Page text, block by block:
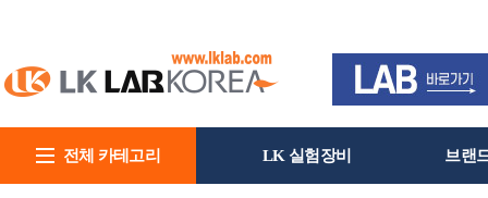
전체 카테고리 LK 실험장비 브랜